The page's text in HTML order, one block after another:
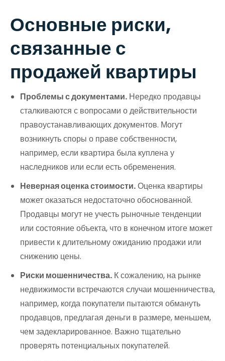
Основные риски,
связанные с
продажей квартиры
Проблемы с документами. Нередко продавцы
сталкиваются с вопросами о действительности
правоустанавливающих документов. Могут
возникнуть споры о праве собственности,
например, если квартира была куплена у
наследников или если есть обременения.
Неверная оценка стоимости.Оценка квартиры
может оказаться недостаточно обоснованной.
Продавцы могут не учесть рыночные тенденции
или состояние объекта, что в конечном итоге может
привести к длительному ожиданию продажи или
снижению цены.
Риски мошенничества. К сожалению, на рынке
недвижимости встречаются случаи мошенничества,
например, когда покупатели пытаются обмануть
продавцов, предлагая деньги в размере, меньшем,
чем задекларированное. Важно тщательно
проверять потенциальных покупателей.